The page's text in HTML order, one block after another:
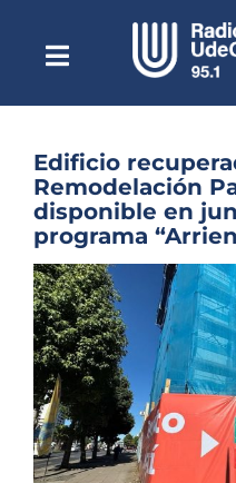
contenidoToggle
Navigation
Escuchar
Edificio
Remodelación
disponible en
programa
Ver
imagen
más
grande